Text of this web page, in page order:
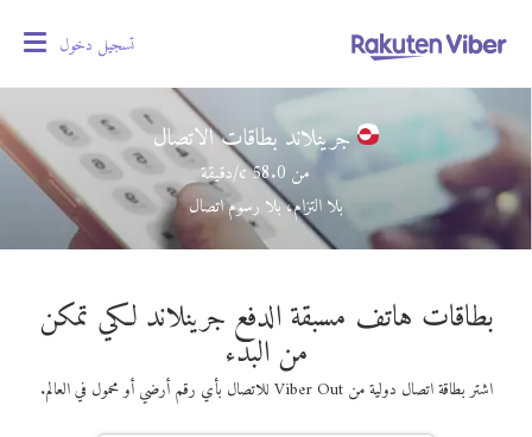
تسجيل دخول
جرينلاند بطاقات الاتصال
من 58.0¢/دقيقة
بلا التزام، بلا رسوم اتصال
بطاقات هاتف مسبقة الدفع جرينلاند لكي تمكن
من البدء
اشتر بطاقة اتصال دولية من Viber Out للاتصال بأي رقم أرضي أو محمول في العالم.